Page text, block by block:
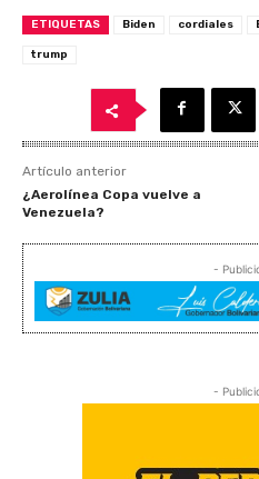
ETIQUETAS Biden cordiales
trump
Artículo anterior
¿Aerolínea Copa vuelve a
Venezuela?
-
-